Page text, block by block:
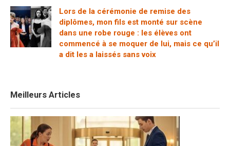
Lors de la cérémonie de remise des
diplômes, mon fils est monté sur scène
dans une robe rouge : les élèves ont
commencé à se moquer de lui, mais ce qu’il
a dit les a laissés sans voix
Meilleurs Articles